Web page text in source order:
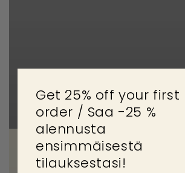
Oat Wonder® — Superfood Skincare
Get 25% off your first
order / Saa -25 %
alennusta
ensimmäisestä
tilauksestasi!